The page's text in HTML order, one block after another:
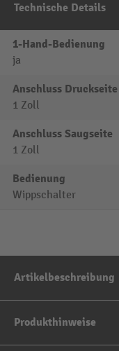
Technische Details
1-Hand-Bedienung
ja
Anschluss Druckseite
1 Zoll
Anschluss Saugseite
1 Zoll
Bedienung
Wippschalter
Artikelbeschreibung
Produkthinweise